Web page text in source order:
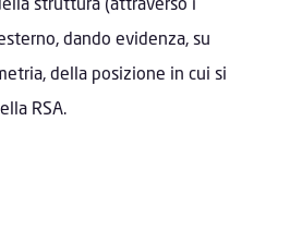
dando evidenza, su
della posizione in cui si
RSA.